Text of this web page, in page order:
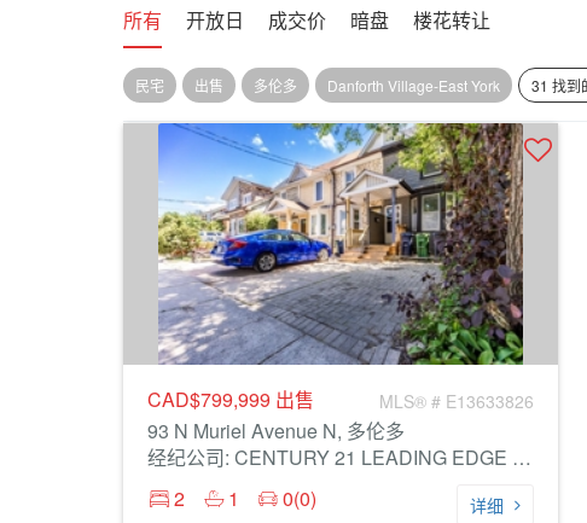
所有 开放日 成交价 暗盘 楼花转让
民宅 出售 多伦多 Danforth Village-East York 31 找到
CAD$799,999 出售 MLS® # E13633826
93 N Muriel Avenue N, 多伦多
经纪公司: CENTURY 21 LEADING EDGE REALTY INC.
2
1 0(0) 详细